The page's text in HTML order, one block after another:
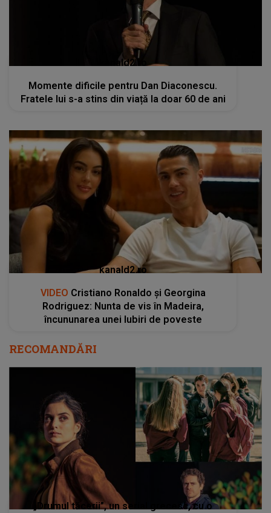
kanald2.ro
Momente dificile pentru Dan Diaconescu.
Fratele lui s-a stins din viață la doar 60 de ani
kanald2.ro
VIDEO Cristiano Ronaldo și Georgina
Rodriguez: Nunta de vis în Madeira,
încununarea unei Iubiri de poveste
RECOMANDĂRI
„Drumul tăcerii”, un serial grecesc, cu o